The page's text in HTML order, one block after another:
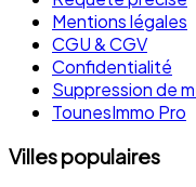
Mentions légales
CGU & CGV
Confidentialité
Suppression de
TounesImmo Pro
Villes populaires